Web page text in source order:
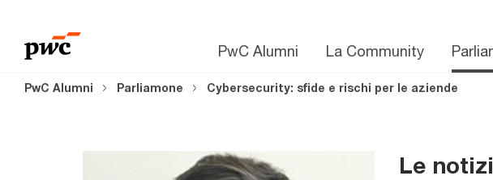
PwC Alumni La Community
PwC Alumni Parliamone Cybersecurity: sfide e rischi per le aziende
Le